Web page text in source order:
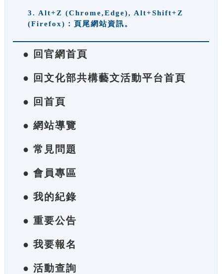
3. Alt+Z (Chrome,Edge), Alt+Shift+Z
(Firefox)：頁尾網站資訊。
● 回官網首頁
● 回文化部共構藝文活動平台首頁
● 回首頁
● 網站導覽
● 常見問題
● 會員專區
● 我的紀錄
● 重要公告
● 我要報名
● 活動查詢